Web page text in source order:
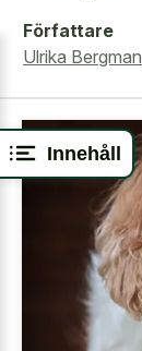
Innehåll
Författare
Ulrika Bergman